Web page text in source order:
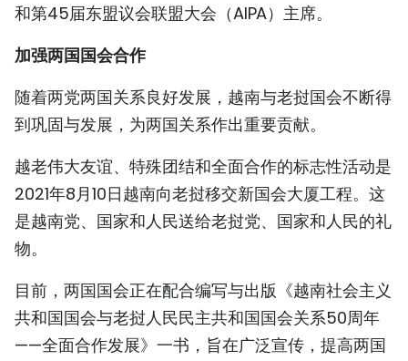
和第45届东盟议会联盟大会（AIPA）主席。
加强两国国会合作
随着两党两国关系良好发展，越南与老挝国会不断得
到巩固与发展，为两国关系作出重要贡献。
越老伟大友谊、特殊团结和全面合作的标志性活动是
2021年8月10日越南向老挝移交新国会大厦工程。这
是越南党、国家和人民送给老挝党、国家和人民的礼
物。
目前，两国国会正在配合编写与出版《越南社会主义
共和国国会与老挝人民民主共和国国会关系50周年
——全面合作发展》一书，旨在广泛宣传，提高两国